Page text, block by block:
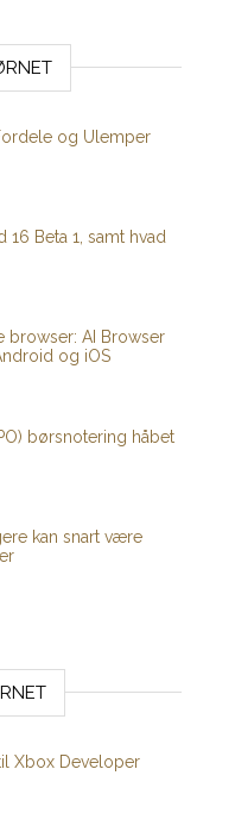
og Ulemper
16 Beta 1, samt hvad
browser: AI Browser
og iOS
børsnotering håbet
kan snart være
Xbox Developer